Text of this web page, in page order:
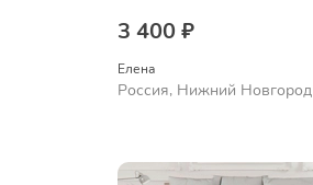
3 400 ₽
Елена
Россия, Нижний Новгород